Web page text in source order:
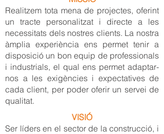
Realitzem tota mena de projectes, oferint
un tracte personalitzat i directe a les
necessitats dels nostres clients. La nostra
àmplia experiència ens permet tenir a
disposició un bon equip de professionals
i industrials, el qual ens permet adaptar-
nos a les exigències i expectatives de
cada client, per poder oferir un servei de
qualitat.
VISIÓ
Ser líders en el sector de la construcció, i